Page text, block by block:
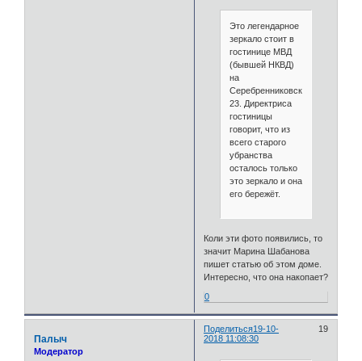
Это легендарное
зеркало стоит в
гостинице МВД
(бывшей НКВД)
на
Серебренниковской,
23. Директриса
гостиницы
говорит, что из
всего старого
убранства
осталось только
это зеркало и она
его бережёт.
Коли эти фото появились, то
значит Марина Шабанова
пишет статью об этом доме.
Интересно, что она накопает?
0
Поделиться 19
19-10-
2018 11:08:30
Палыч
Модератор